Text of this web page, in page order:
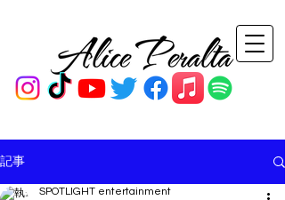
記事
SPOTLIGHT entertainment